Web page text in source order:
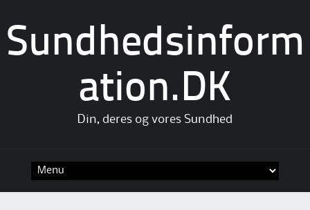
Sundhedsinform
ation.DK
Din, deres og vores Sundhed